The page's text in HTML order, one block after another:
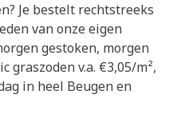
Je bestelt rechtstreeks
van onze eigen
gestoken, morgen
graszoden v.a. €3,05/m²,
in heel Beugen en